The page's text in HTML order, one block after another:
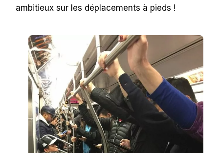
ambitieux sur les déplacements à pieds !